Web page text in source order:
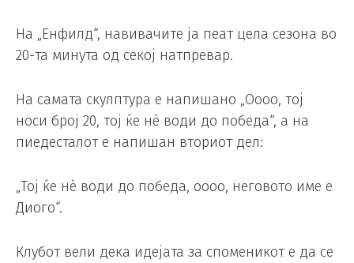
На „Енфилд“, навивачите ја пеат цела сезона во
20-та минута од секој натпревар.
На самата скулптура е напишано „Оооо, тој
носи број 20, тој ќе нè води до победа“, а на
пиедесталот е напишан вториот дел:
„Тој ќе нè води до победа, оооо, неговото име е
Диого“.
Клубот вели дека идејата за споменикот е да се